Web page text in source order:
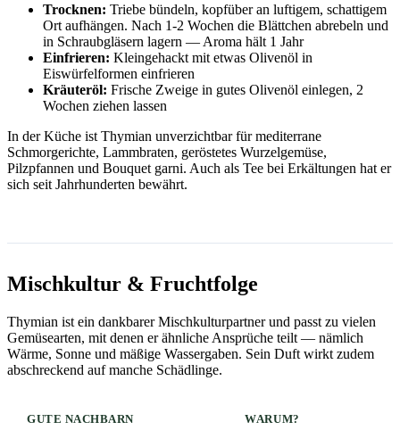
Trocknen: Triebe bündeln, kopfüber an luftigem, schattigem
Ort aufhängen. Nach 1-2 Wochen die Blättchen abrebeln und
in Schraubgläsern lagern — Aroma hält 1 Jahr
Einfrieren: Kleingehackt mit etwas Olivenöl in
Eiswürfelformen einfrieren
Kräuteröl: Frische Zweige in gutes Olivenöl einlegen, 2
Wochen ziehen lassen
In der Küche ist Thymian unverzichtbar für mediterrane
Schmorgerichte, Lammbraten, geröstetes Wurzelgemüse,
Pilzpfannen und Bouquet garni. Auch als Tee bei Erkältungen hat er
sich seit Jahrhunderten bewährt.
Mischkultur & Fruchtfolge
Thymian ist ein dankbarer Mischkulturpartner und passt zu vielen
Gemüsearten, mit denen er ähnliche Ansprüche teilt — nämlich
Wärme, Sonne und mäßige Wassergaben. Sein Duft wirkt zudem
abschreckend auf manche Schädlinge.
GUTE NACHBARN WARUM?